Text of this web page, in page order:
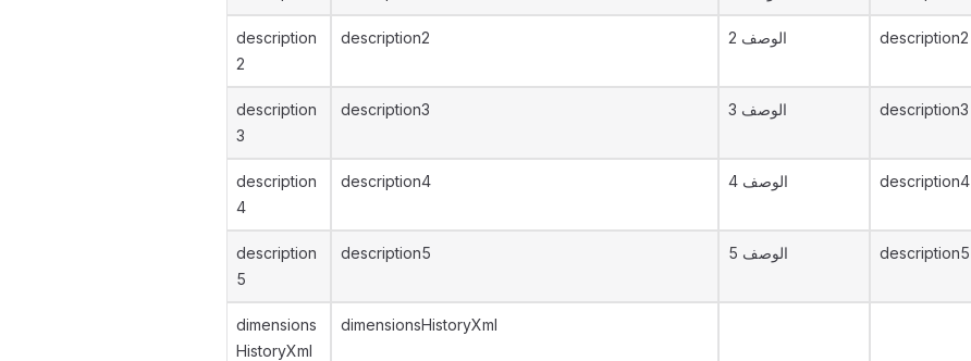
description
2
description2 الوصف 2 description2
description
3
description3 الوصف 3 description3
description
4
description4 الوصف 4 description4
description
5
description5 الوصف 5 description5
dimensions
HistoryXml
dimensionsHistoryXml